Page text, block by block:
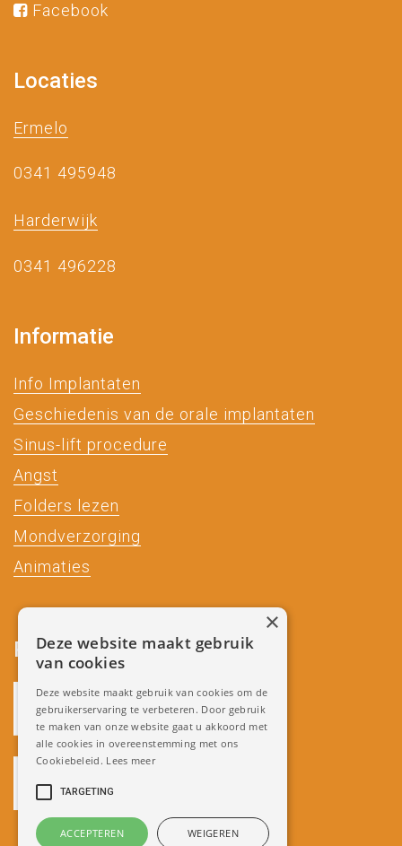
Facebook
Locaties
Ermelo
0341 495948
Harderwijk
0341 496228
Informatie
Info Implantaten
Geschiedenis van de orale implantaten
Sinus-lift procedure
Angst
Folders lezen
Mondverzorging
Animaties
Partners
Deze website maakt gebruik
van cookies
Deze website maakt gebruik van cookies om de
gebruikerservaring te verbeteren. Door gebruik
te maken van onze website gaat u akkoord met
alle cookies in overeenstemming met ons
Cookiebeleid. Lees meer
TARGETING
ACCEPTEREN WEIGEREN
×